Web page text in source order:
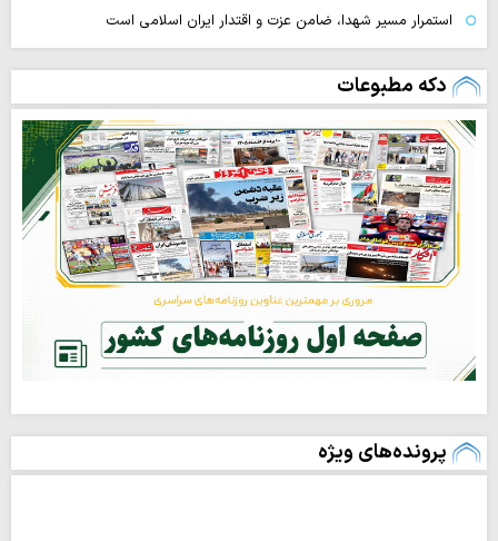
استمرار مسیر شهدا، ضامن عزت و اقتدار ایران اسلامی است
دکه مطبوعات
پرونده‌های ویژه